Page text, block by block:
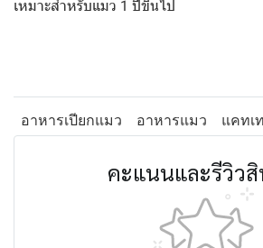
เหมาะสำหรับแมว 1 ปีขึ้นไป
อาหารเปียกแมว อาหารแมว แคทเ
คะแนนและรีวิว